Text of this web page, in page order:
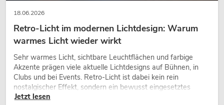
18.06.2026
Retro-Licht im modernen Lichtdesign: Warum
warmes Licht wieder wirkt
Sehr warmes Licht, sichtbare Leuchtflächen und farbige
Akzente prägen viele aktuelle Lichtdesigns auf Bühnen, in
Clubs und bei Events. Retro-Licht ist dabei kein rein
nostalgischer Effekt, sondern ein bewusst eingesetztes
Gestaltungsmittel: Es schafft Atmosphäre, gibt Szenen
Jetzt lesen